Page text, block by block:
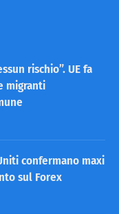
rischio”. UE fa
migranti
confermano maxi
sul Forex